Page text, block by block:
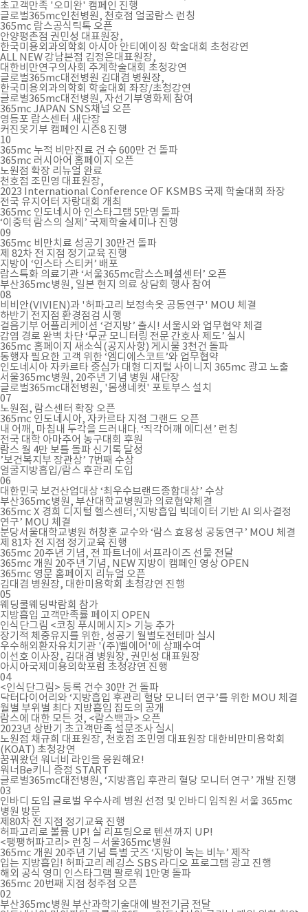
초고객만족 '오미완' 캠페인 진행
글로벌365mc인천병원, 천호점 얼굴람스 런칭
365mc 람스공식틱톡 오픈
안양평촌점 권민성 대표원장,
한국미용외과의학회 아시아 안티에이징 학술대회 초청강연
ALL NEW 강남본점 김정은대표원장,
대한비만연구의사회 추계학술대회 초청강연
글로벌365mc대전병원 김대겸 병원장,
한국미용외과의학회 학술대회 좌장/초청강연
글로벌365mc대전병원, 자선기부영화제 참여
365mc JAPAN SNS채널 오픈
영등포 람스센터 새단장
커진옷기부 캠페인 시즌8 진행
10
365mc 누적 비만진료 건 수 600만 건 돌파
365mc 러시아어 홈페이지 오픈
노원점 확장 리뉴얼 완료
천호점 조민영 대표원장,
2023 International Conference OF KSMBS 국제 학술대회 좌장
전국 유지어터 자랑대회 개최
365mc 인도네시아 인스타그램 5만명 돌파
‘이중턱 람스의 실제’ 국제학술세미나 진행
09
365mc 비만치료 성공기 30만건 돌파
제 82차 전 지점 정기교육 진행
지방이 ‘인스타 스티커’ 배포
람스특화 의료기관 ‘서울365mc람스스페셜센터’ 오픈
부산365mc병원, 일본 현지 의료 상담회 행사 참여
08
비비안(VIVIEN)과 '허파고리 보정속옷 공동연구' MOU 체결
하반기 전지점 환경점검 시행
걸음기부 어플리케이션 ‘걷지방’ 출시! 서울시와 업무협약 체결
감염 경로 완벽 차단 ‘무균 모니터링 전문 간호사 제도’ 실시
365mc 홈페이지 새소식(공지사항) 게시물 3천건 돌파
동행자 필요한 고객 위한 ‘엠디에스코트’와 업무협약
인도네시아 자카르타 중심가 대형 디지털 사이니지 365mc 광고 노출
서울365mc병원, 20주년 기념 병원 새단장
글로벌365mc대전병원, '몸생네컷' 포토부스 설치
07
노원점, 람스센터 확장 오픈
365mc 인도네시아, 자카르타 지점 그랜드 오픈
내 어깨, 마침내 두각을 드러내다. ‘직각어깨 에디션’ 런칭
전국 대학 아마추어 농구대회 후원
람스 월 4만 보틀 돌파 신기록 달성
’보건복지부 장관상’ 7번째 수상
얼굴지방흡입/람스 후관리 도입
06
대한민국 보건산업대상 ‘최우수브랜드종합대상’ 수상
부산365mc병원, 부산대학교병원과 의료협약체결
365mc X 경희 디지털 헬스센터,‘지방흡입 빅데이터 기반 AI 의사결정
연구’ MOU 체결
분당서울대학교병원 허창훈 교수와 ‘람스 효용성 공동연구’ MOU 체결
제 81차 전 지점 정기교육 진행
365mc 20주년 기념, 전 파트너에 서프라이즈 선물 전달
365mc 개원 20주년 기념, NEW 지방이 캠페인 영상 OPEN
365mc 영문 홈페이지 리뉴얼 오픈
김대겸 병원장, 대한미용학회 초청강연 진행
05
웨딩쿨웨딩박람회 참가
지방흡입 고객만족률 페이지 OPEN
인식단그림 <코칭 푸시메시지> 기능 추가
장기적 체중유지를 위한, 성공기 월별도전테마 실시
우수해외환자유치기관 '(주)벨에어'에 상패수여
이선호 이사장, 김대겸 병원장, 권민성 대표원장
아시아국제미용의학포럼 초청강연 진행
04
<인식단그림> 등록 건수 30만 건 돌파
닥터다이어리와 ‘지방흡입 후관리 혈당 모니터 연구’를 위한 MOU 체결
월별 부위별 최다 지방흡입 집도의 공개
람스에 대한 모든 것, <람스백과> 오픈
2023년 상반기 초고객만족 설문조사 실시
노원점 채규희 대표원장, 천호점 조민영 대표원장 대한비만미용학회
(KOAT) 초청강연
꿈꿔왔던 워너비 라인을 응원해요!
워너Be키니 증정 START
글로벌365mc대전병원, ‘지방흡입 후관리 혈당 모니터 연구’ 개발 진행
03
인바디 도입 글로벌 우수사례 병원 선정 및 인바디 임직원 서울 365mc
병원 방문
제80차 전 지점 정기교육 진행
허파고리로 볼륨 UP! 실 리프팅으로 텐션까지 UP!
<팽팽허파고리> 런칭 – 서울365mc병원
365mc 개원 20주년 기념 특별 굿즈 ‘지방이 녹는 비누’ 제작
입는 지방흡입! 허파고리 레깅스 SBS 라디오 프로그램 광고 진행
해외 공식 영미 인스타그램 팔로워 1만명 돌파
365mc 20번째 지점 청주점 오픈
02
부산365mc병원 부산과학기술대에 발전기금 전달